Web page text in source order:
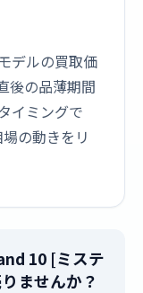
デルの買取価
後の品薄期間
イミングで
の動きをリ
10 [ミステ
ませんか？